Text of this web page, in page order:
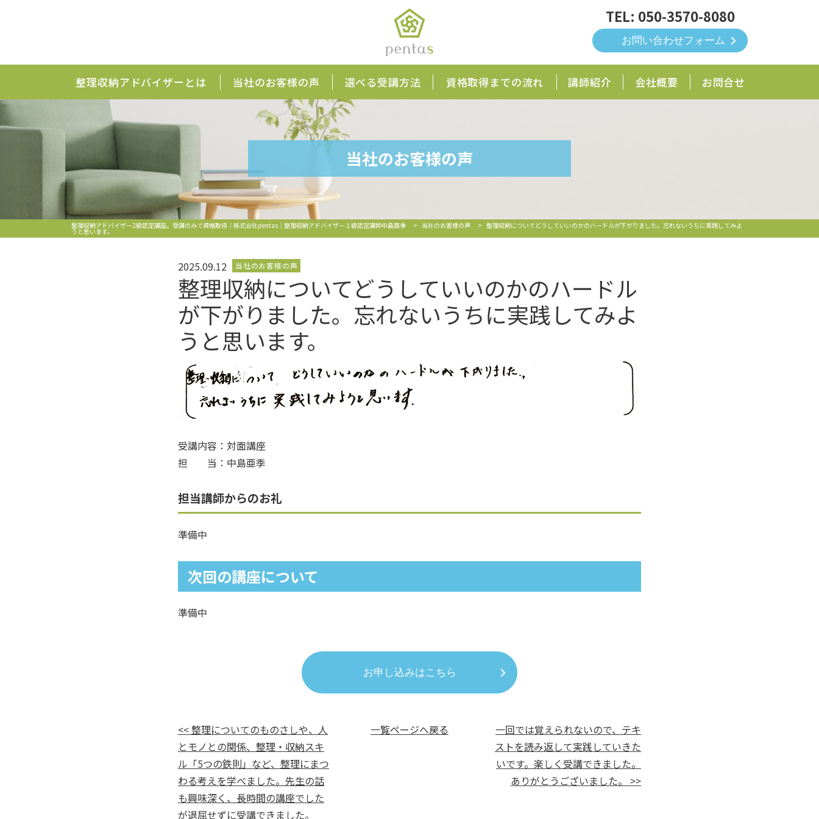
050-3570-8080
お問い合わせフォーム
整理収納アドバイザーとは 当社のお客様の声 選べる受講方法 資格取得までの流れ 講師紹介 会社概要 お問合せ
当社のお客様の声
整理収納アドバイザー2級認定講座。受講のみで資格取得｜株式会社pentas｜整理収納アドバイザー１級認定講師中島亜季 > 当社のお客様の声 > 整理収納についてどうしていいのかのハードルが下がりました。忘れないうちに実践してみよ
うと思います。
2025.09.12 当社のお客様の声
整理収納についてどうしていいのかのハードル
が下がりました。忘れないうちに実践してみよ
うと思います。
受講内容：対面講座
担 当：中島亜季
担当講師からのお礼
準備中
次回の講座について
準備中
お申し込みはこちら
一覧ページへ戻る
<< 整理についてのものさしや、人
とモノとの関係、整理・収納スキ
ル「5つの鉄則」など、整理にまつ
わる考えを学べました。先生の話
も興味深く、長時間の講座でした
が退屈せずに受講できました。
一回では覚えられないので、テキ
ストを読み返して実践していきた
いです。楽しく受講できました。
ありがとうございました。 >>